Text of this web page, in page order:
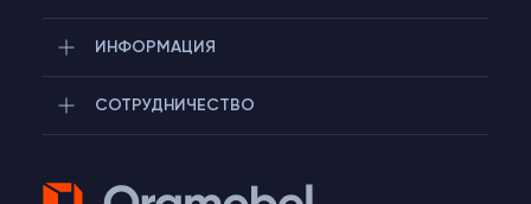
ИНФОРМАЦИЯ
СОТРУДНИЧЕСТВО